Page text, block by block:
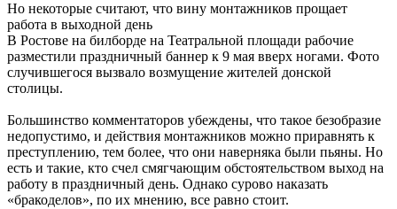
Но некоторые считают, что вину монтажников прощает
работа в выходной день
В Ростове на билборде на Театральной площади рабочие
разместили праздничный баннер к 9 мая вверх ногами. Фото
случившегося вызвало возмущение жителей донской
столицы.
Большинство комментаторов убеждены, что такое безобразие
недопустимо, и действия монтажников можно приравнять к
преступлению, тем более, что они наверняка были пьяны. Но
есть и такие, кто счел смягчающим обстоятельством выход на
работу в праздничный день. Однако сурово наказать
«бракоделов», по их мнению, все равно стоит.